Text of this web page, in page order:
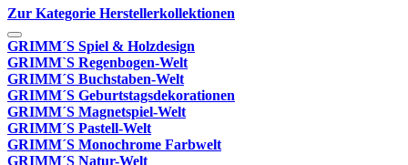
Zur Kategorie Herstellerkollektionen
GRIMM´S Spiel & Holzdesign
GRIMM`S Regenbogen-Welt
GRIMM´S Buchstaben-Welt
GRIMM´S Geburtstagsdekorationen
GRIMM´S Magnetspiel-Welt
GRIMM´S Pastell-Welt
GRIMM´S Monochrome Farbwelt
GRIMM´S Natur-Welt